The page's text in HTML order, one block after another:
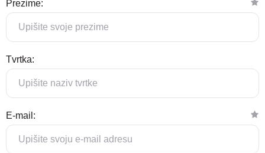
Prezime:
Tvrtka:
E-mail: